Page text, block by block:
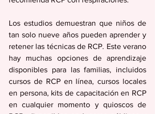
Los estudios demuestran que niños de
tan solo nueve años pueden aprender y
retener las técnicas de RCP. Este verano
hay muchas opciones de aprendizaje
disponibles para las familias, incluidos
cursos de RCP en línea, cursos locales
en persona, kits de capacitación en RCP
en cualquier momento y quioscos de